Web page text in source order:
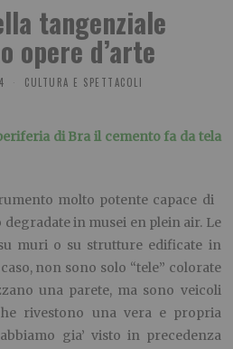
tangenziale
opere d’arte
CULTURA E SPETTACOLI
di Bra il cemento fa da tela
molto potente capace di
in musei en plein air. Le
muri o su strutture edificate in
non sono solo “tele” colorate
una parete, ma sono veicoli
rivestono una vera e propria
gia’ visto in precedenza